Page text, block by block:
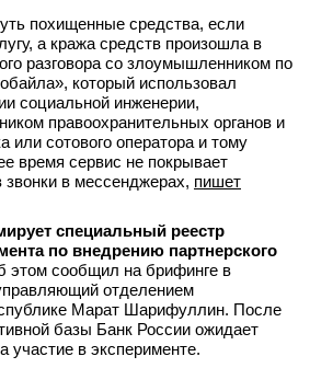
похищенные средства, если
а кража средств произошла в
разговора со злоумышленником по
который использовал
социальной инженерии,
правоохранительных органов и
или сотового оператора и тому
время сервис не покрывает
в мессенджерах, пишет
специальный реестр
по внедрению партнерского
этом сообщил на брифинге в
отделением
Марат Шарифуллин. После
базы Банк России ожидает
участие в эксперименте.